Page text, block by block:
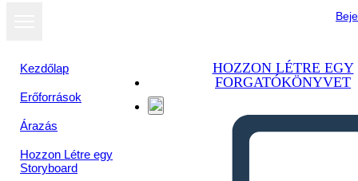
Kezdőlap
Erőforrások
Árazás
Hozzon Létre egy
Storyboard
HOZZON LÉTRE EGY
FORGATÓKÖNYVET